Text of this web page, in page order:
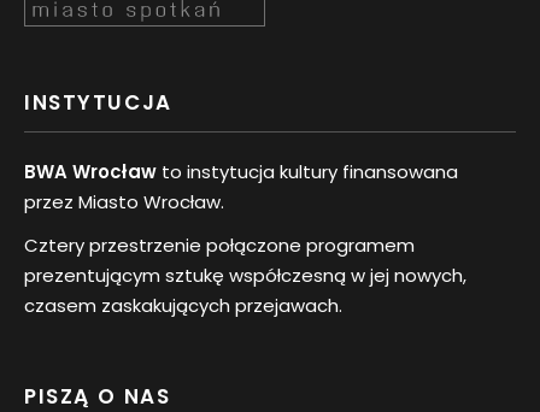
INSTYTUCJA
BWA Wrocław to instytucja kultury finansowana
przez Miasto Wrocław.
Cztery przestrzenie połączone programem
prezentującym sztukę współczesną w jej nowych,
czasem zaskakujących przejawach.
PISZĄ O NAS